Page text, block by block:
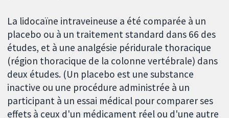
La lidocaïne intraveineuse a été comparée à un
placebo ou à un traitement standard dans 66 des
études, et à une analgésie péridurale thoracique
(région thoracique de la colonne vertébrale) dans
deux études. (Un placebo est une substance
inactive ou une procédure administrée à un
participant à un essai médical pour comparer ses
effets à ceux d'un médicament réel ou d'une autre